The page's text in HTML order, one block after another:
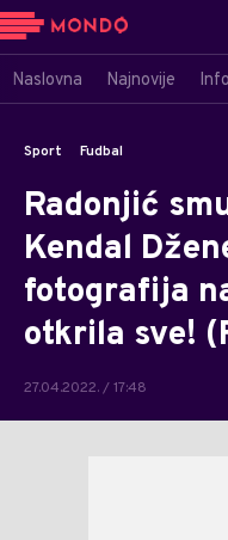
Naslovna Najnovije Info
Sport Fudbal
Radonjić
Kendal
fotografija
otkrila sve!
27.04.2022. / 17:48